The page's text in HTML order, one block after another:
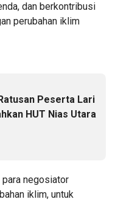
dan berkontribusi
perubahan iklim
Peserta Lari
HUT Nias Utara
para negosiator
iklim, untuk